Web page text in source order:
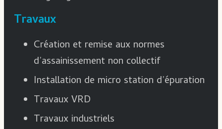
Travaux
Création et remise aux normes
d’assainissement non collectif
Installation de micro station d’épuration
Travaux VRD
Travaux industriels